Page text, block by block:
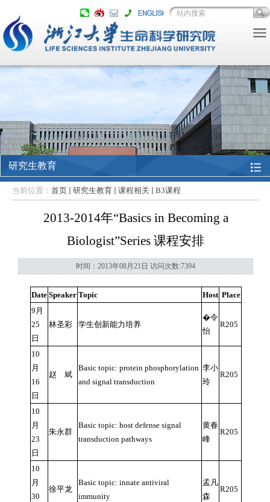
研究生教育
当前位置： 首页 研究生教育 课程相关 B3课程
2013-2014年“Basics in Becoming a
Biologist”Series 课程安排
时间：2013年08月21日 访问次数:7394
Date Speaker Topic Host Place
9月
25
日
林圣彩 学生创新能力培养
�令
怡
R205
10
月
16
日
赵 斌
Basic topic: protein phosphorylation
and signal transduction
李小
玲
R205
10
月
23
日
朱永群
Basic topic: host defense signal
transduction pathways
黄春
峰
R205
10
月
30
徐平龙
Basic topic: innate antiviral
immunity
孟凡
森
R205